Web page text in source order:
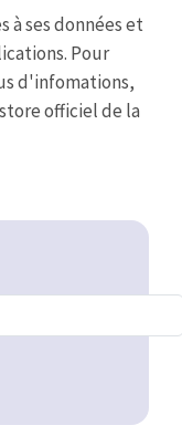
à ses données et
Pour
d'infomations,
officiel de la